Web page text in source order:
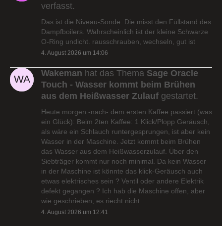
verfasst.
Das ist die Niveau-Sonde. Die misst den Füllstand des
Dampfboilers. Wahrscheinlich ist der kleine Schwarze
O-Ring undicht. rausschrauben, wechseln, gut ist
4. August 2026 um 14:06
Wakeman hat das Thema Sage Oracle
Touch - Wasser kommt beim Brühen
aus dem Heißwasser Zulauf gestartet.
Heute morgen -nach- dem ersten Kaffee passiert (was
ein Glück): Beim 2ten Kaffee: 1 Klick/Plopp Geräusch,
als wäre ein Schlauch runtergesprungen, ist aber kein
Wasser in der Maschine. Jetzt kommt beim Brühen
das Wasser aus dem Heißwasserzulauf. Über den
Siebträger kommt nur noch minimal. Da kein Wasser
in der Maschine ist könnte das klick-Geräusch auch
etwas elektrisches sein ? Ventil oder andere Elektrik
defekt gegangen ? Ich hab die Maschine offen, aber
wie geschrieben, es riecht nicht…
4. August 2026 um 12:41